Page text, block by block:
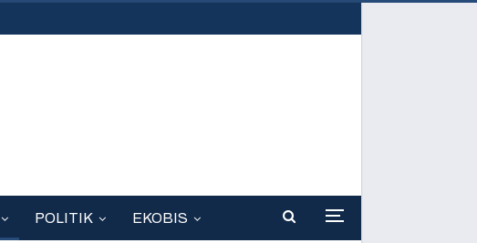
POLITIK EKOBIS